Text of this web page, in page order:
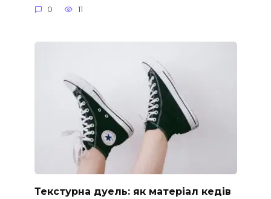
0 11
Текстурна дуель: як матеріал кедів